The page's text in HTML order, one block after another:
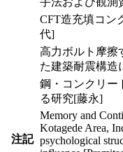
注記
CFT造充填コン
代]
高力ボルト摩擦
た建築耐震構造
鋼・コンクリー
る研究[藤永]
Memory and
Kotagede Area,
psychological